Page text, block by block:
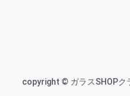
copyright © ガラスSHOP